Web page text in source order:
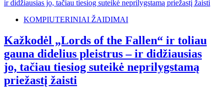
KOMPIUTERINIAI ŽAIDIMAI
Kažkodėl „Lords of the Fallen“ ir toliau
gauna didelius pleistrus – ir didžiausias
jo, tačiau tiesiog suteikė neprilygstamą
priežastį žaisti